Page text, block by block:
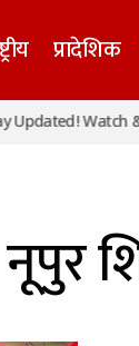
प्रादेशिक
Watch &